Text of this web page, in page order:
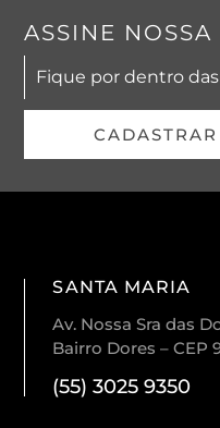
ASSINE NOSSA
Fique por dentro
CADASTRAR
SANTA MARIA
Av. Nossa Sra das
Bairro Dores – CEP
(55) 3025 9350